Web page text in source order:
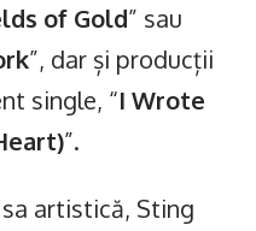
of Gold” sau
”, dar și producții
single, “I Wrote
”.
artistică, Sting